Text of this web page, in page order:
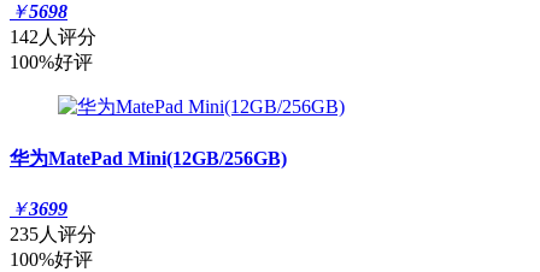
￥5698
142人评分
100%好评
华为MatePad Mini(12GB/256GB)
￥3699
235人评分
100%好评